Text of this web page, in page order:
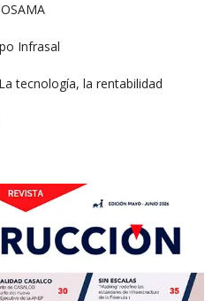
Infrasal
tecnología, la rentabilidad